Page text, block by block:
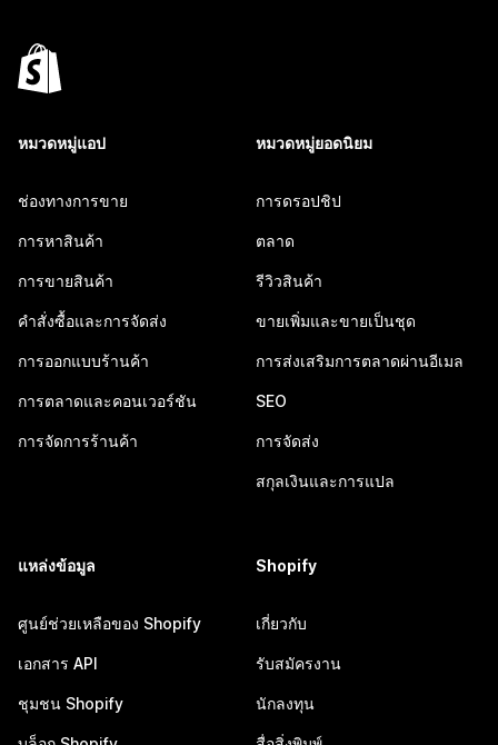
หมวดหมู่แอป
ช่องทางการขาย
การหาสินค้า
การขายสินค้า
คำสั่งซื้อและการจัดส่ง
การออกแบบร้านค้า
การตลาดและคอนเวอร์ชัน
การจัดการร้านค้า
หมวดหมู่ยอดนิยม
การดรอปชิป
ตลาด
รีวิวสินค้า
ขายเพิ่มและขายเป็นชุด
การส่งเสริมการตลาดผ่านอีเมล
SEO
การจัดส่ง
สกุลเงินและการแปล
แหล่งข้อมูล
ศูนย์ช่วยเหลือของ Shopify
เอกสาร API
ชุมชน Shopify
Shopify
เกี่ยวกับ
รับสมัครงาน
นักลงทุน